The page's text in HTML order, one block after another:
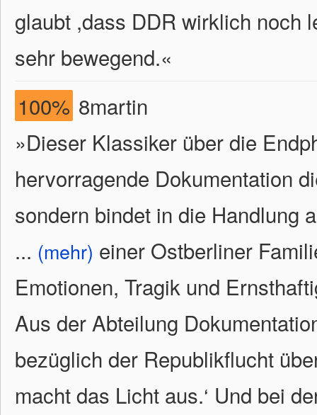
glaubt ,dass DDR wirklich noch
sehr bewegend.«
100% 8martin
»Dieser Klassiker über die
hervorragende Dokumentation
sondern bindet in die Handlung
... (mehr) einer Ostberliner
Emotionen, Tragik und
Aus der Abteilung
bezüglich der Republikflucht
macht das Licht aus.‘ Und bei